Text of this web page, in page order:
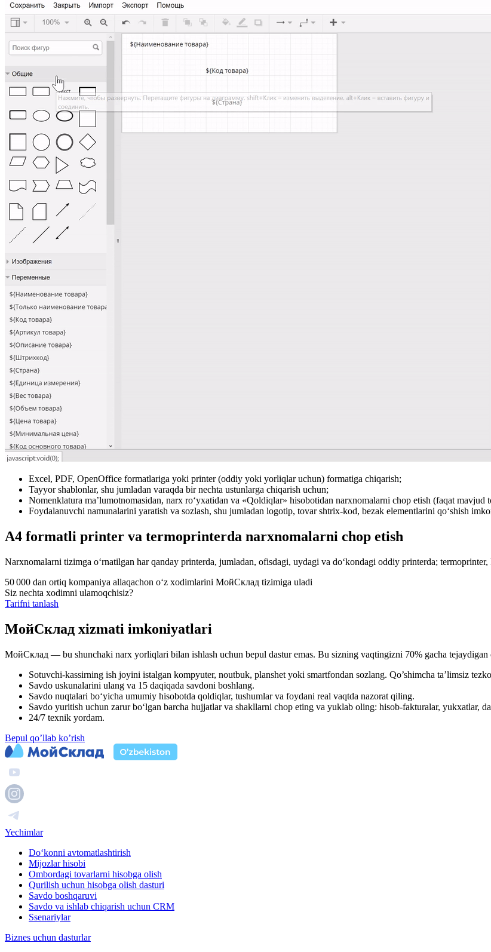
Excel, PDF, OpenOffice formatlariga yoki printer (oddiy yoki yorliqlar uchun) formatiga chiqarish;
Tayyor shablonlar, shu jumladan varaqda bir nechta ustunlarga chiqarish uchun;
Nomenklatura ma’lumotnomasidan, narx ro‘yxatidan va «Qoldiqlar» hisobotidan narxnomalarni chop etish (faqat mavjud
Foydalanuvchi namunalarini yaratish va sozlash, shu jumladan logotip, tovar shtrix-kod, bezak elementlarini qo‘shish
A4 formatli printer va termoprinterda narxnomalarni chop etish
Narxnomalarni tizimga o‘rnatilgan har qanday printerda, jumladan, ofisdagi, uydagi va do‘kondagi oddiy printerda; termoprinter,
50 000 dan ortiq kompaniya allaqachon o‘z xodimlarini МойСклад tizimiga uladi
Siz nechta xodimni ulamoqchisiz?
Tarifni tanlash
МойСклад xizmati imkoniyatlari
МойСклад — bu shunchaki narx yorliqlari bilan ishlash uchun bepul dastur emas. Bu sizning vaqtingizni 70% gacha tejaydigan
Sotuvchi-kassirning ish joyini istalgan kompyuter, noutbuk, planshet yoki smartfondan sozlang. Qo’shimcha ta’limsiz
Savdo uskunalarini ulang va 15 daqiqada savdoni boshlang.
Savdo nuqtalari bo‘yicha umumiy hisobotda qoldiqlar, tushumlar va foydani real vaqtda nazorat qiling.
Savdo yuritish uchun zarur bo‘lgan barcha hujjatlar va shakllarni chop eting va yuklab oling: hisob-fakturalar, yukxatlar,
24/7 texnik yordam.
Bepul qo’llab ko’rish
Yechimlar
Do‘konni avtomatlashtirish
Mijozlar hisobi
Ombordagi tovarlarni hisobga olish
Qurilish uchun hisobga olish dasturi
Savdo boshqaruvi
Savdo va ishlab chiqarish uchun CRM
Ssenariylar
Biznes uchun dasturlar